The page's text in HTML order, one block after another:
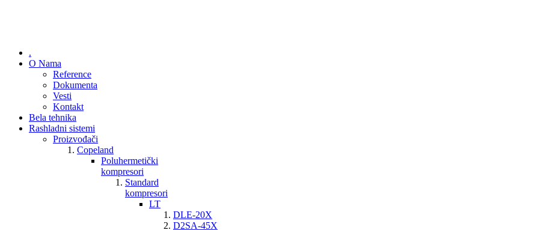
.
O Nama
Reference
Dokumenta
Vesti
Kontakt
Bela tehnika
Rashladni sistemi
Proizvođači
Copeland
Poluhermetički
kompresori
Standard
kompresori
LT
DLE-20X
D2SA-45X